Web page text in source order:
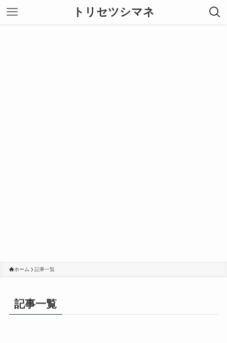
トリセツシマネ
ホーム 記事一覧
記事一覧